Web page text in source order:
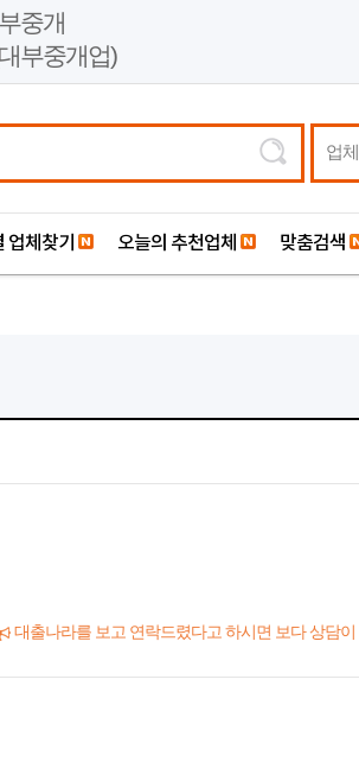
중개
부중개업)
업
업체찾기 오늘의 추천업체 맞춤검색
대출나라를 보고 연락드렸다고 하시면 보다 상담이